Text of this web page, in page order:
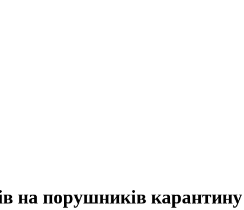
на порушників карантину